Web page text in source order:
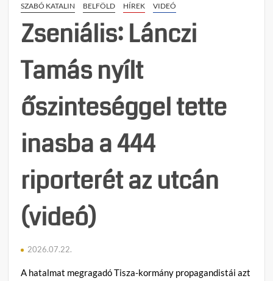
SZABÓ KATALIN BELFÖLD HÍREK VIDEÓ
Zseniális: Lánczi
Tamás nyílt
őszinteséggel tette
inasba a 444
riporterét az utcán
(videó)
2026.07.22.
A hatalmat megragadó Tisza-kormány propagandistái azt